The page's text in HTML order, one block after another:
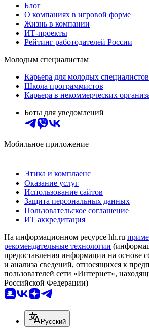
Блог
О компаниях в игровой форме
Жизнь в компании
ИТ-проекты
Рейтинг работодателей России
Молодым специалистам
Карьера для молодых специалистов
Школа программистов
Карьера в некоммерческих
Боты для уведомлений
Мобильное приложение
Этика и комплаенс
Оказание услуг
Использование сайтов
Защита персональных данных
Пользовательское соглашение
ИТ аккредитация
На информационном ресурсе hh.ru
рекомендательные технологии
предоставления информации на основе
и анализа сведений, относящихся к
пользователей сети «Интернет»,
Российской Федерации)
Русский